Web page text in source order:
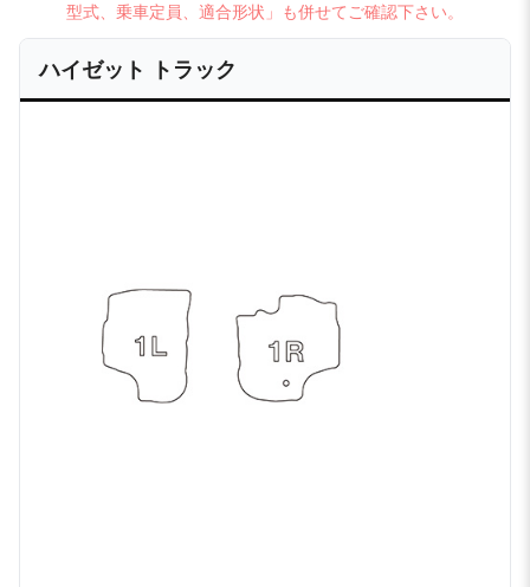
型式、乗車定員、適合形状」も併せてご確認下さい。
ハイゼット トラック